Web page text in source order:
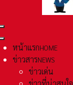
หน้าแรกHOME
ข่าวสารNEWS
ข่าวเด่น